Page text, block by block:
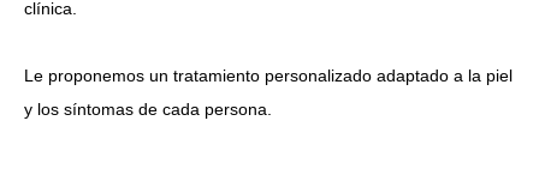
clínica.
Le proponemos un tratamiento personalizado adaptado a la piel
y los síntomas de cada persona.